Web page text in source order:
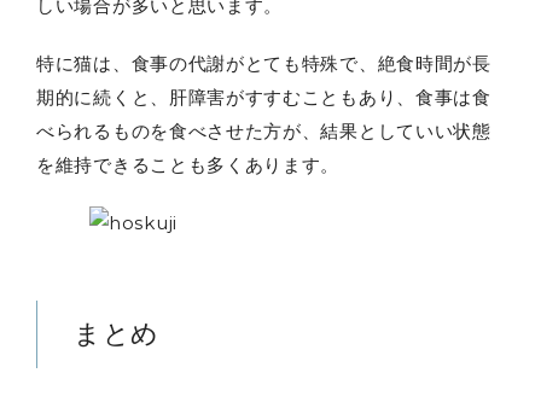
しい場合が多いと思います。
特に猫は、食事の代謝がとても特殊で、絶食時間が長
期的に続くと、肝障害がすすむこともあり、食事は食
べられるものを食べさせた方が、結果としていい状態
を維持できることも多くあります。
まとめ